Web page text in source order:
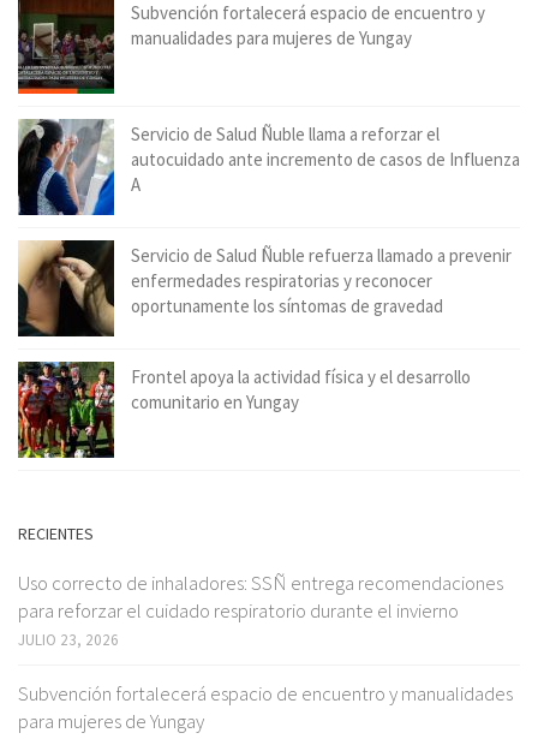
Subvención fortalecerá espacio de encuentro y
manualidades para mujeres de Yungay
Servicio de Salud Ñuble llama a reforzar el
autocuidado ante incremento de casos de Influenza
A
Servicio de Salud Ñuble refuerza llamado a prevenir
enfermedades respiratorias y reconocer
oportunamente los síntomas de gravedad
Frontel apoya la actividad física y el desarrollo
comunitario en Yungay
RECIENTES
Uso correcto de inhaladores: SSÑ entrega recomendaciones
para reforzar el cuidado respiratorio durante el invierno
JULIO 23, 2026
Subvención fortalecerá espacio de encuentro y manualidades
para mujeres de Yungay